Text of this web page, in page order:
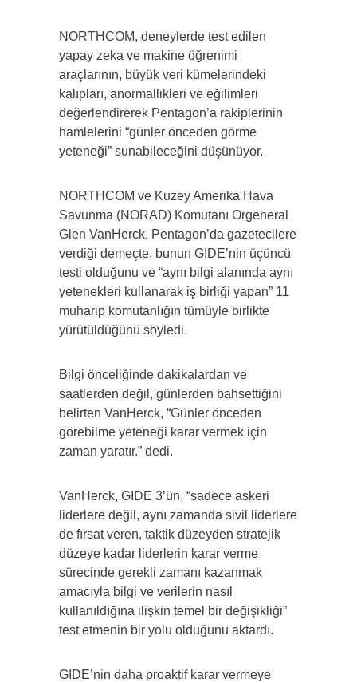
NORTHCOM, deneylerde test edilen
yapay zeka ve makine öğrenimi
araçlarının, büyük veri kümelerindeki
kalıpları, anormallikleri ve eğilimleri
değerlendirerek Pentagon’a rakiplerinin
hamlelerini “günler önceden görme
yeteneği” sunabileceğini düşünüyor.
NORTHCOM ve Kuzey Amerika Hava
Savunma (NORAD) Komutanı Orgeneral
Glen VanHerck, Pentagon’da gazetecilere
verdiği demeçte, bunun GIDE’nin üçüncü
testi olduğunu ve “aynı bilgi alanında aynı
yetenekleri kullanarak iş birliği yapan” 11
muharip komutanlığın tümüyle birlikte
yürütüldüğünü söyledi.
Bilgi önceliğinde dakikalardan ve
saatlerden değil, günlerden bahsettiğini
belirten VanHerck, “Günler önceden
görebilme yeteneği karar vermek için
zaman yaratır.” dedi.
VanHerck, GIDE 3’ün, “sadece askeri
liderlere değil, aynı zamanda sivil liderlere
de fırsat veren, taktik düzeyden stratejik
düzeye kadar liderlerin karar verme
sürecinde gerekli zamanı kazanmak
amacıyla bilgi ve verilerin nasıl
kullanıldığına ilişkin temel bir değişikliği”
test etmenin bir yolu olduğunu aktardı.
GIDE’nin daha proaktif karar vermeye